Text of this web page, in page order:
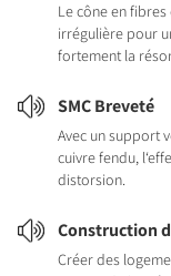
Le cône en
irrégulière pour
fortement la
SMC Breveté
Avec un support
cuivre fendu,
distorsion.
Construction
Créer des